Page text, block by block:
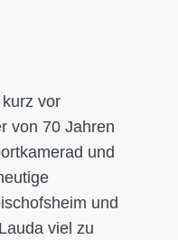
vor
von 70 Jahren
und
und
viel zu